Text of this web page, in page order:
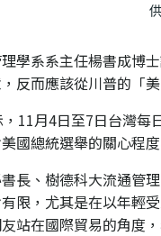
供
學系系主任楊書成博
反而應該從川普的「
11月4日至7日台灣每
國總統選舉的關心程
長、樹德科大流通管
限，尤其是在以年輕
站在國際貿易的角度